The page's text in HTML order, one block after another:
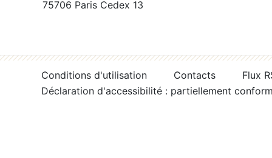
75706 Paris Cedex 13
Conditions d'utilisation Contacts
Flux
Déclaration d'accessibilité : partiellement